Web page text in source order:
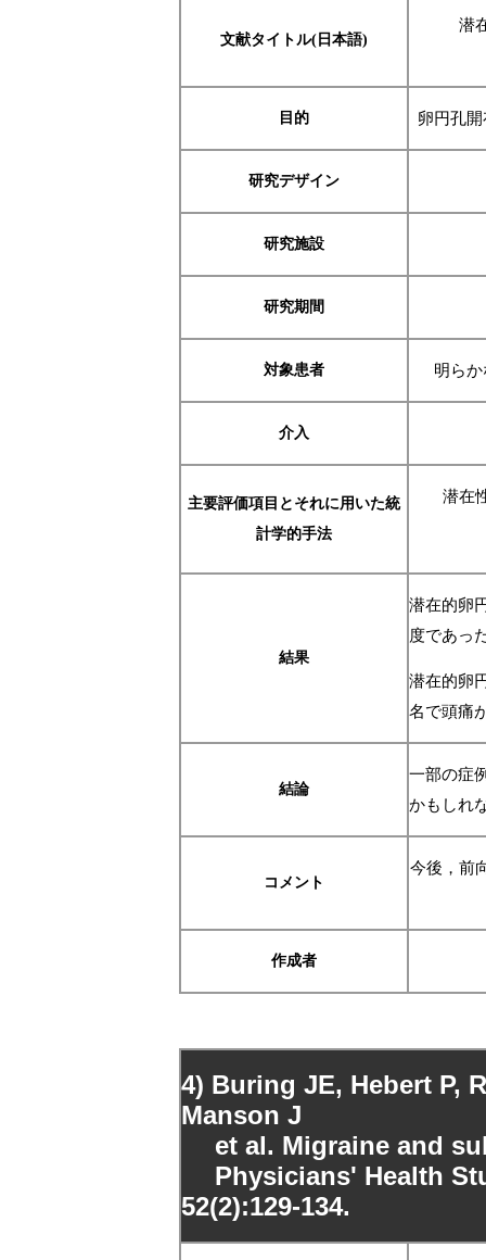
文献タイトル(日本語)
潜
目的 卵円孔
研究デザイン
研究施設
研究期間
対象患者 明ら
介入
主要評価項目とそれに用いた統
計学的手法
潜在
結果
潜在的卵
度であっ
潜在的卵
名で頭痛
結論
一部の症
かもしれ
コメント
今後，前
作成者
4) Buring JE, Hebert P,
Manson J
et al. Migraine and
Physicians' Health
52(2):129-134.